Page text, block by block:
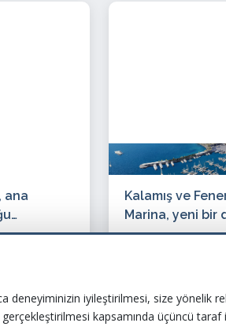
ana
Kalamış ve
Marina, yeni bir
vizyonuyla
deneyiminizin iyileştirilmesi, size yönelik
kapsamında üçüncü taraf